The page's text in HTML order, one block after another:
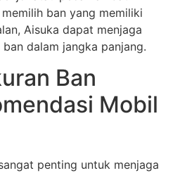
ban yang memiliki
Aisuka dapat menjaga
dalam jangka panjang.
Ban
Mobil
penting untuk menjaga